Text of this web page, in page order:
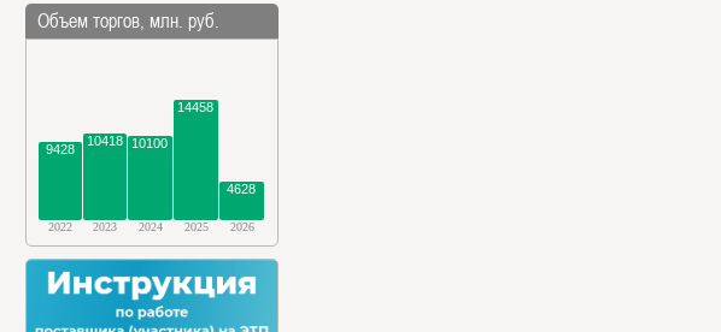
Объем торгов, млн. руб.
9428
10418 10100
14458
4628
2022 2023 2024 2025 2026